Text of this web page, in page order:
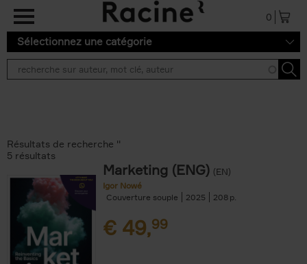
Aller au contenu principal
0
Sélectionnez une catégorie
Résultats de recherche ''
5 résultats
Marketing (ENG) (EN)
Igor Nowé
Couverture souple
2025 208
€ 49,99